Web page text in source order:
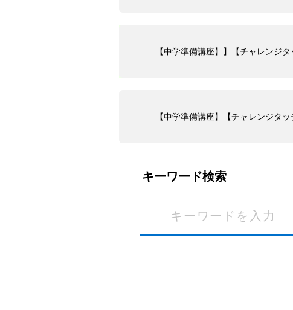
【中学準備講座】】【チャレンジ
【中学準備講座】【チャレンジタ
キーワード検索